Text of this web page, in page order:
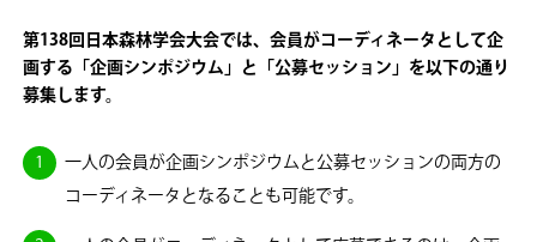
第138回日本森林学会大会では、会員がコーディネータとして企
画する「企画シンポジウム」と「公募セッション」を以下の通り
募集します。
一人の会員が企画シンポジウムと公募セッションの両方の
コーディネータとなることも可能です。